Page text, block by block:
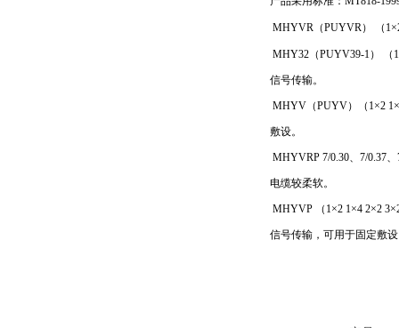
MHYVR （PUYVR） （
MHY32 （PUYV39-1） （
信号传输。
MHYV （PUYV）（ 1×2
敷设。
MHYVRP 7/0.30、 7/0.37、
电缆较柔软。
MHYVP （ 1×2 1×4 2×2
信号传输，可用于固定敷